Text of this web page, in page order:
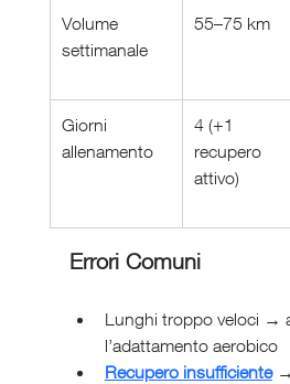
Volume
settimanale
55–75 km
Giorni
allenamento
4 (+1
recupero
attivo)
Errori Comuni
Lunghi troppo veloci →
l’adattamento aerobico
Recupero insufficiente →